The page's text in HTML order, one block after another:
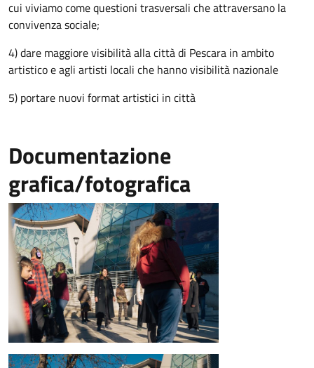
cui viviamo come questioni trasversali che attraversano la
convivenza sociale;
4) dare maggiore visibilità alla città di Pescara in ambito
artistico e agli artisti locali che hanno visibilità nazionale
5) portare nuovi format artistici in città
Documentazione
grafica/fotografica